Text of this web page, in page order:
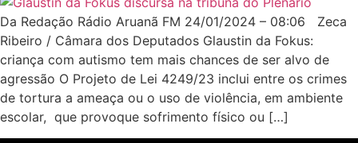
Da Redação Rádio Aruanã FM 24/01/2024 – 08:06 Zeca
Ribeiro / Câmara dos Deputados Glaustin da Fokus:
criança com autismo tem mais chances de ser alvo de
agressão O Projeto de Lei 4249/23 inclui entre os crimes
de tortura a ameaça ou o uso de violência, em ambiente
escolar, que provoque sofrimento físico ou […]